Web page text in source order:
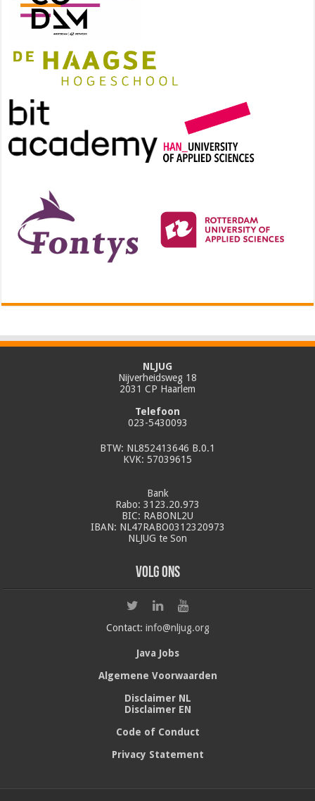
NLJUG
Nijverheidsweg 18
2031 CP Haarlem
Telefoon
023-5430093
BTW: NL852413646 B.0.1
KVK: 57039615
Bank
Rabo: 3123.20.973
BIC: RABONL2U
IBAN: NL47RABO0312320973
NLJUG te Son
Volg ons
Contact: info@nljug.org
Java Jobs
Algemene Voorwaarden
Disclaimer NL
Disclaimer EN
Code of Conduct
Privacy Statement